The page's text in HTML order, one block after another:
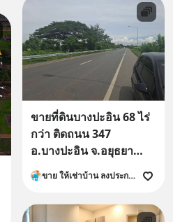
ขายที่ดินบางปะอิน 68 ไร่
กว่า ติดถนน 347
อ.บางปะอิน จ.อยุธยา
โทร.084-1416555
ขาย ให้เช่าบ้าน ลงประกาศ ที่ดิน คอนโด อาคารพาณิชย์